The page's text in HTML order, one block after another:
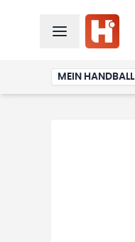
MEIN HANDBALL